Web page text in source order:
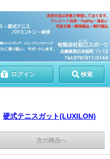
ログイン 検索
硬式テニスガット(LUXILON)
次の商品へ